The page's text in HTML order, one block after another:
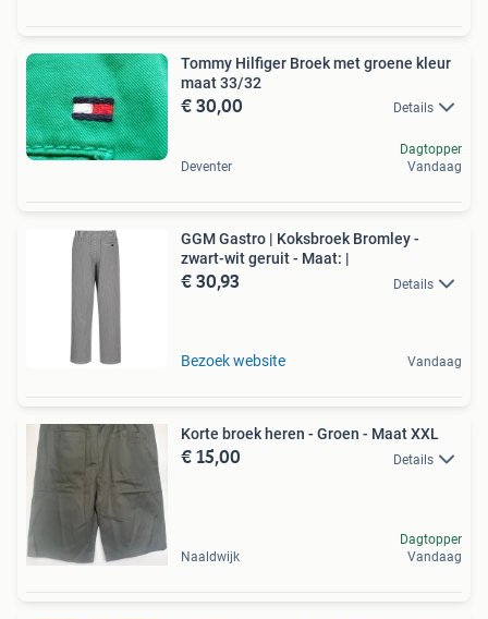
Tommy Hilfiger Broek met groene kleur
maat 33/32
€ 30,00 Details
Deventer
Dagtopper
Vandaag
GGM Gastro | Koksbroek Bromley -
zwart-wit geruit - Maat: |
€ 30,93 Details
Bezoek website Vandaag
Korte broek heren - Groen - Maat XXL
€ 15,00 Details
Naaldwijk
Dagtopper
Vandaag